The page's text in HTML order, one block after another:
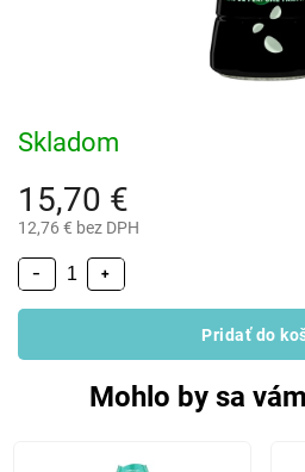
15,70 €
12,76 € bez DPH
Skladom
+
−
Pridať do
Mohlo by sa